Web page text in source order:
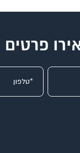
פרטים